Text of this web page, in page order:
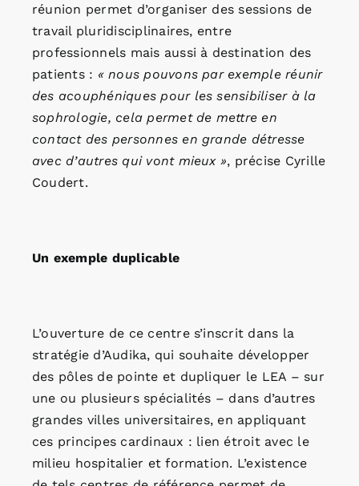
réunion permet d’organiser des sessions de
travail pluridisciplinaires, entre
professionnels mais aussi à destination des
patients : « nous pouvons par exemple réunir
des acouphéniques pour les sensibiliser à la
sophrologie, cela permet de mettre en
contact des personnes en grande détresse
avec d’autres qui vont mieux », précise Cyrille
Coudert.
Un exemple duplicable
L’ouverture de ce centre s’inscrit dans la
stratégie d’Audika, qui souhaite développer
des pôles de pointe et dupliquer le LEA – sur
une ou plusieurs spécialités – dans d’autres
grandes villes universitaires, en appliquant
ces principes cardinaux : lien étroit avec le
milieu hospitalier et formation. L’existence